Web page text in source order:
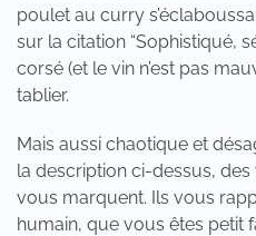
poulet au curry
sur la citation “Sophistiqué,
corsé (et le vin n’est pas
tablier.
Mais aussi chaotique et
la description ci-dessus,
vous marquent. Ils vous
humain, que vous êtes petit